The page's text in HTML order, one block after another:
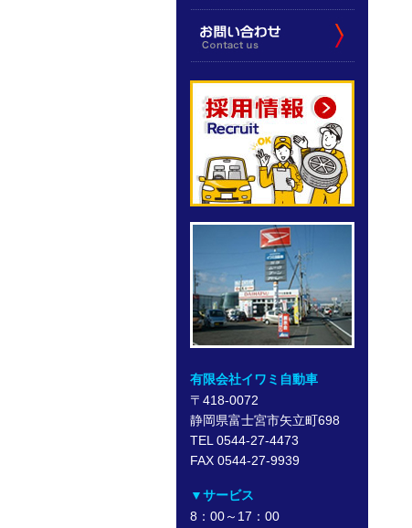
有限会社イワミ自動車
〒418-0072
静岡県富士宮市矢立町698
TEL 0544-27-4473
FAX 0544-27-9939
▼サービス
8：00～17：00